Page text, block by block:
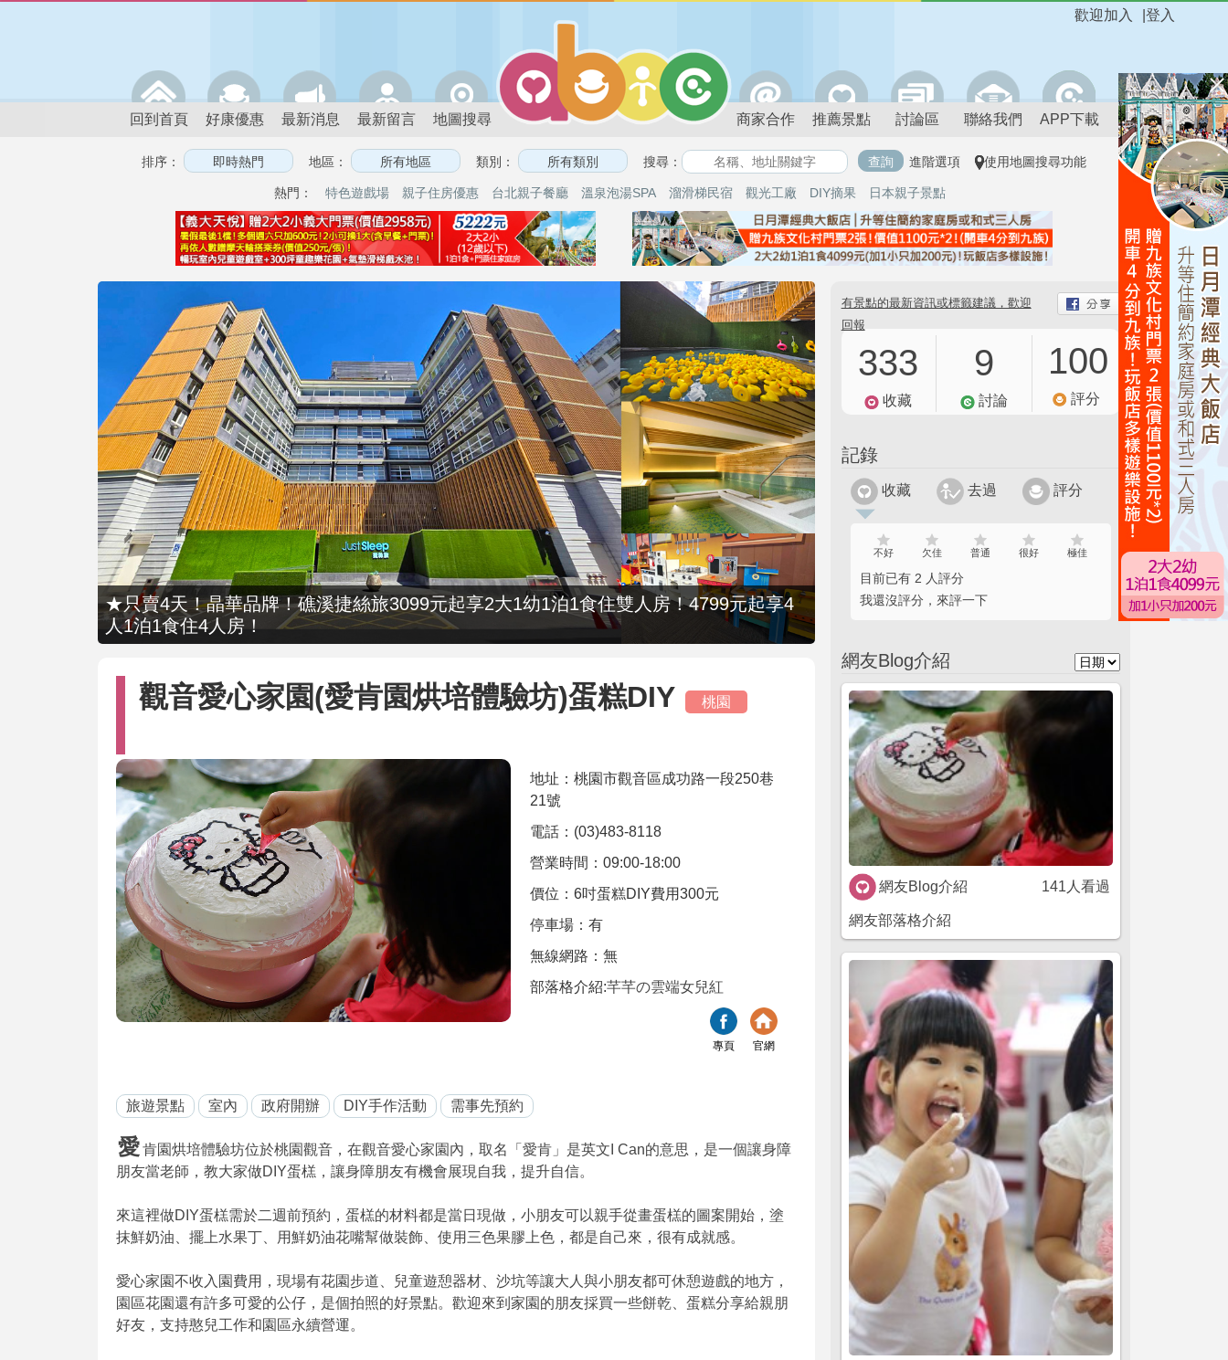
登入
歡迎加入
回到首頁 好康優惠 最新消息 最新留言 地圖搜尋 商家合作 推薦景點 討論區 聯絡我們 APP下載
排序： 地區： 類別： 搜尋： 進階選項 使用地圖搜尋功能
熱門： 特色遊戲場 親子住房優惠 台北親子餐廳 溫泉泡湯SPA 溜滑梯民宿 觀光工廠 DIY摘果 日本親子景點
★只賣4天！晶華品牌！礁溪捷絲旅3099元起享2大1幼1泊1食住雙人房！4799元起享4
人1泊1食住4人房！
觀音愛心家園(愛肯園烘培體驗坊)蛋糕DIY 桃園
地址：桃園市觀音區成功路一段250巷
21號
電話：(03)483-8118
營業時間：09:00-18:00
價位：6吋蛋糕DIY費用300元
停車場：有
無線網路：無
部落格介紹:芊芊の雲端女兒紅
專頁 官網
旅遊景點 室內 政府開辦 DIY手作活動 需事先預約
愛肯園烘培體驗坊位於桃園觀音，在觀音愛心家園內，取名「愛肯」是英文I Can的意思，是一個讓身障
朋友當老師，教大家做DIY蛋榚，讓身障朋友有機會展現自我，提升自信。
來這裡做DIY蛋榚需於二週前預約，蛋榚的材料都是當日現做，小朋友可以親手從畫蛋榚的圖案開始，塗
抹鮮奶油、擺上水果丁、用鮮奶油花嘴幫做裝飾、使用三色果膠上色，都是自己來，很有成就感。
愛心家園不收入園費用，現場有花園步道、兒童遊憩器材、沙坑等讓大人與小朋友都可休憩遊戲的地方，
園區花園還有許多可愛的公仔，是個拍照的好景點。歡迎來到家園的朋友採買一些餅乾、蛋糕分享給親朋
好友，支持憨兒工作和園區永續營運。
有景點的最新資訊或標籤建議，歡迎
回報
333
收藏
9
討論
100
評分
記錄
收藏 去過 評分
不好 欠佳 普通 很好 極佳
目前已有 2 人評分
我還沒評分，來評一下
網友Blog介紹
網友Blog介紹 141人看過
網友部落格介紹